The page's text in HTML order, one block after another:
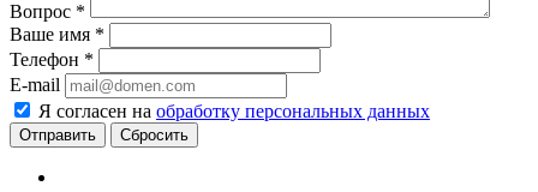
Вопрос *
Ваше имя *
Телефон *
E-mail
Я согласен на обработку персональных данных
Сбросить